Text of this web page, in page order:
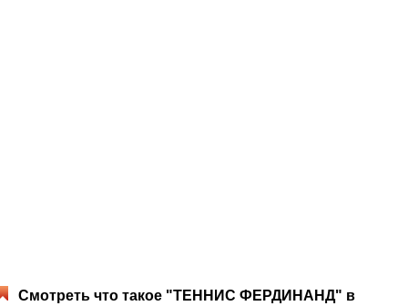
Смотреть что такое "ТЕННИС ФЕРДИНАНД" в